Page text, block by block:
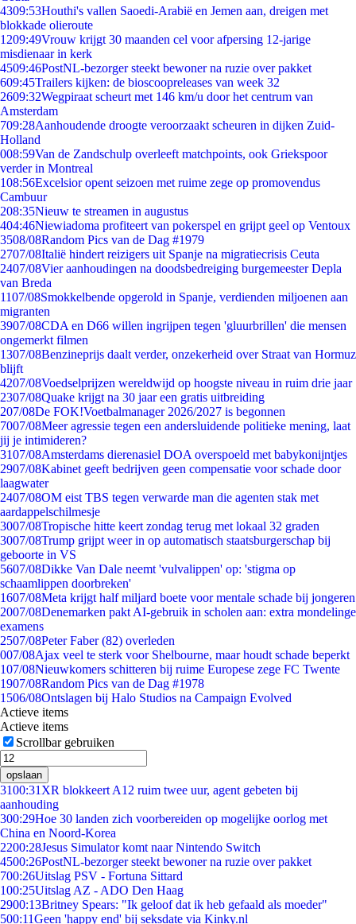
4309:53Houthi's vallen Saoedi-Arabië en Jemen aan, dreigen met
blokkade olieroute
1209:49Vrouw krijgt 30 maanden cel voor afpersing 12-jarige
misdienaar in kerk
4509:46PostNL-bezorger steekt bewoner na ruzie over pakket
609:45Trailers kijken: de bioscoopreleases van week 32
2609:32Wegpiraat scheurt met 146 km/u door het centrum van
Amsterdam
709:28Aanhoudende droogte veroorzaakt scheuren in dijken Zuid-
Holland
008:59Van de Zandschulp overleeft matchpoints, ook Griekspoor
verder in Montreal
108:56Excelsior opent seizoen met ruime zege op promovendus
Cambuur
208:35Nieuw te streamen in augustus
404:46Niewiadoma profiteert van pokerspel en grijpt geel op Ventoux
3508/08Random Pics van de Dag #1979
2707/08Italië hindert reizigers uit Spanje na migratiecrisis Ceuta
2407/08Vier aanhoudingen na doodsbedreiging burgemeester Depla
van Breda
1107/08Smokkelbende opgerold in Spanje, verdienden miljoenen aan
migranten
3907/08CDA en D66 willen ingrijpen tegen 'gluurbrillen' die mensen
ongemerkt filmen
1307/08Benzineprijs daalt verder, onzekerheid over Straat van Hormuz
blijft
4207/08Voedselprijzen wereldwijd op hoogste niveau in ruim drie jaar
2307/08Quake krijgt na 30 jaar een gratis uitbreiding
207/08De FOK!Voetbalmanager 2026/2027 is begonnen
7007/08Meer agressie tegen een andersluidende politieke mening, laat
jij je intimideren?
3107/08Amsterdams dierenasiel DOA overspoeld met babykonijntjes
2907/08Kabinet geeft bedrijven geen compensatie voor schade door
laagwater
2407/08OM eist TBS tegen verwarde man die agenten stak met
aardappelschilmesje
3007/08Tropische hitte keert zondag terug met lokaal 32 graden
3007/08Trump grijpt weer in op automatisch staatsburgerschap bij
geboorte in VS
5607/08Dikke Van Dale neemt 'vulvalippen' op: 'stigma op
schaamlippen doorbreken'
1607/08Meta krijgt half miljard boete voor mentale schade bij jongeren
2007/08Denemarken pakt AI-gebruik in scholen aan: extra mondelinge
examens
2507/08Peter Faber (82) overleden
007/08Ajax veel te sterk voor Shelbourne, maar houdt schade beperkt
107/08Nieuwkomers schitteren bij ruime Europese zege FC Twente
1907/08Random Pics van de Dag #1978
1506/08Ontslagen bij Halo Studios na Campaign Evolved
Actieve items
Actieve items
Scrollbar gebruiken
opslaan
3100:31 XR blokkeert A12 ruim twee uur, agent gebeten bij
aanhouding
300:29Hoe 30 landen zich voorbereiden op mogelijke oorlog met
China en Noord-Korea
2200:28Jesus Simulator komt naar Nintendo Switch
4500:26PostNL-bezorger steekt bewoner na ruzie over pakket
700:26Uitslag PSV - Fortuna Sittard
100:25Uitslag AZ - ADO Den Haag
2900:13Britney Spears: "Ik geloof dat ik heb gefaald als moeder"
500:11Geen 'happy end' bij seksdate via Kinky.nl